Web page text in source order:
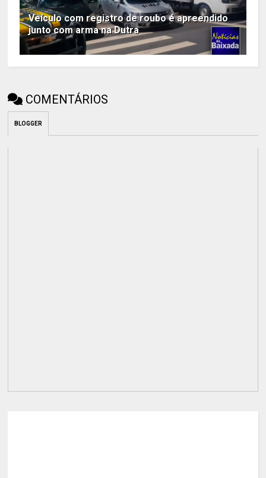
Veículo com registro de roubo é apreendido
junto com arma na Dutra
COMENTÁRIOS
BLOGGER